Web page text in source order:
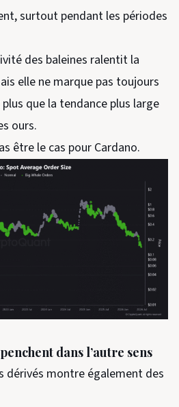
surtout pendant les périodes
des baleines ralentit la
elle ne marque pas toujours
que la tendance plus large
ours.
être le cas pour Cardano.
dans l’autre sens
dérivés montre également des